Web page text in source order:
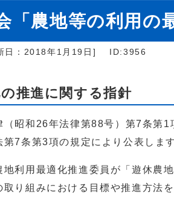
「農地等の利用の
日： 2018年1月19日 ] ID:3956
推進に関する指針
昭和26年法律第88号）第7条第1
7条第3項の規定により公表します
利用最適化推進委員が「遊休農
取り組みにおける目標や推進方法